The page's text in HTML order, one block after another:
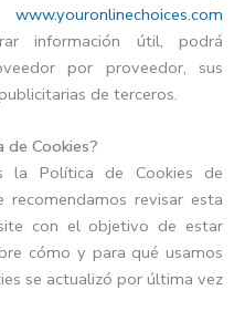
www.youronlinechoices.com
información útil, podrá
por proveedor, sus
de terceros.
Cookies?
la Política de Cookies de
revisar esta
con el objetivo de estar
cómo y para qué usamos
se actualizó por última vez